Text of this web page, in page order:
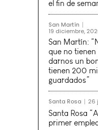
el fin de
San Martín
19 diciembre,
San Martín:
que no
darnos un
tienen 200
guardados”
Santa Rosa 26
Santa Rosa
primer